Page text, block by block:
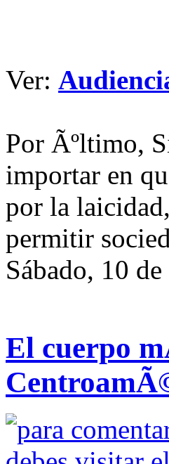
Ver:
Por Ãºltimo,
importar en
por la
permitir
Sábado, 10
El cuerpo